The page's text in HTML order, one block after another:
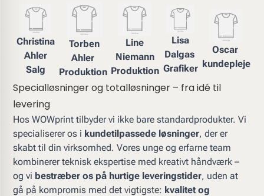
Christina
Ahler
Salg
Torben
Ahler
Produktion
Line
Niemann
Produktion
Lisa
Dalgas
Grafiker
Oscar
kundepleje
Specialløsninger og totalløsninger – fra idé til
levering
Hos WOWprint tilbyder vi ikke bare standardprodukter. Vi
specialiserer os i kundetilpassede løsninger, der er
skabt til din virksomhed. Vores unge og erfarne team
kombinerer teknisk ekspertise med kreativt håndværk –
og vi bestræber os på hurtige leveringstider, uden at
gå på kompromis med det vigtigste: kvalitet og